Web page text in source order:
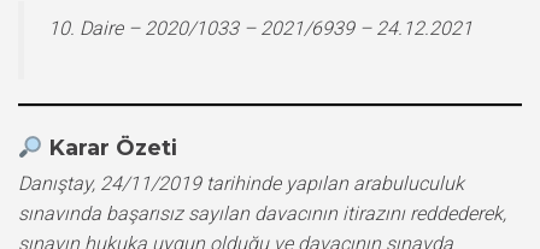
10. Daire – 2020/1033 – 2021/6939 – 24.12.2021
Karar Özeti
Danıştay, 24/11/2019 tarihinde yapılan arabuluculuk
sınavında başarısız sayılan davacının itirazını reddederek,
sınavın hukuka uygun olduğu ve davacının sınavda